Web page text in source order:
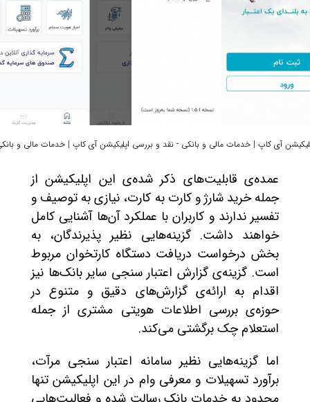
آی کاپ | خدمات مالی و بانکی - نقد و بررسی اپلیکیشن آی کاپ | خدمات مالی و
عمده‌ی قابلیت‌های ذکر شده‌ی این اپلیکیشن از
جمله خرید شارژ و کارت به کارت، نیازی به توصیف و
تفسیر ندارند و کاربران با عملکرد آن‌ها آشنایی کامل
خواهند داشت. گزینه‌هایی نظیر پذیرندگان، به
بخش درخواست دریافت دستگاه کارتخوان مربوط
است. گزینه‌ی گزارش اعتبار سنجی سایر بانک‌ها نیز
اقدام به ارائه‌ی گزارش‌های دقیق و متنوع در
حوزه‌ی بررسی اطلاعات هویتی مشتری از جمله
استعلام چک برگشتی می‌کند.
اما گزینه‌هایی نظیر سامانه اعتبار سنجی مرآت،
برآورد تسهیلات و معرفی وام در این اپلیکیشن تنها